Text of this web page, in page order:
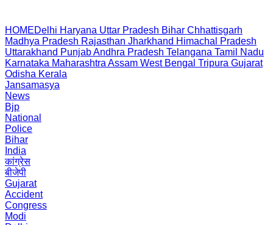
HOMEDelhi Haryana Uttar Pradesh Bihar Chhattisgarh
Madhya Pradesh Rajasthan Jharkhand Himachal Pradesh
Uttarakhand PunjabAndhra Pradesh Telangana Tamil Nadu
Karnataka Maharashtra Assam West Bengal Tripura Gujarat
Odisha Kerala
Jansamasya
News
Bjp
National
Police
Bihar
India
कांग्रेस
बीजेपी
Gujarat
Accident
Congress
Modi